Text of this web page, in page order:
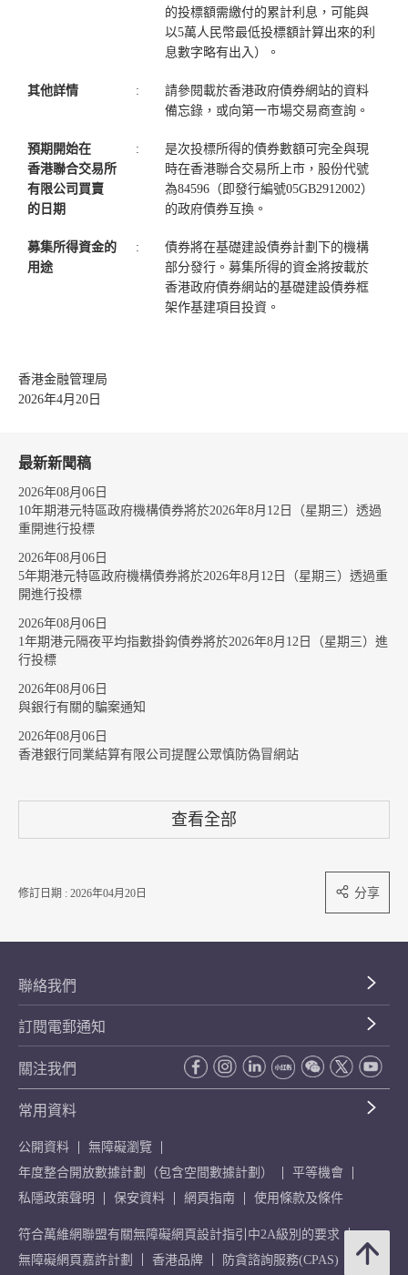
的投標額需繳付的累計利息，可能與
以5萬人民幣最低投標額計算出來的利
息數字略有出入）。
其他詳情 :
請參閱載於香港政府債券網站的資料
備忘錄，或向第一市場交易商查詢。
預期開始在
香港聯合交易所
有限公司買賣
的日期
:
是次投標所得的債券數額可完全與現
時在香港聯合交易所上市，股份代號
為84596（即發行編號05GB2912002）
的政府債券互換。
募集所得資金的
用途
:
債券將在基礎建設債券計劃下的機構
部分發行。募集所得的資金將按載於
香港政府債券網站的基礎建設債券框
架作基建項目投資。
香港金融管理局
2026年4月20日
最新新聞稿
2026年08月06日
10年期港元特區政府機構債券將於2026年8月12日（星期三）透過
重開進行投標
2026年08月06日
5年期港元特區政府機構債券將於2026年8月12日（星期三）透過重
開進行投標
2026年08月06日
1年期港元隔夜平均指數掛鈎債券將於2026年8月12日（星期三）進
行投標
2026年08月06日
與銀行有關的騙案通知
2026年08月06日
香港銀行同業結算有限公司提醒公眾慎防偽冒網站
查看全部
修訂日期 : 2026年04月20日 分享
聯絡我們
訂閱電郵通知
關注我們
常用資料
公開資料
無障礙瀏覽
年度整合開放數據計劃（包含空間數據計劃）
平等機會
私隱政策聲明
保安資料 網頁指南 使用條款及條件
符合萬維網聯盟有關無障礙網頁設計指引中2A級別的要求
無障礙網頁嘉許計劃
香港品牌 防貪諮詢服務(CPAS)